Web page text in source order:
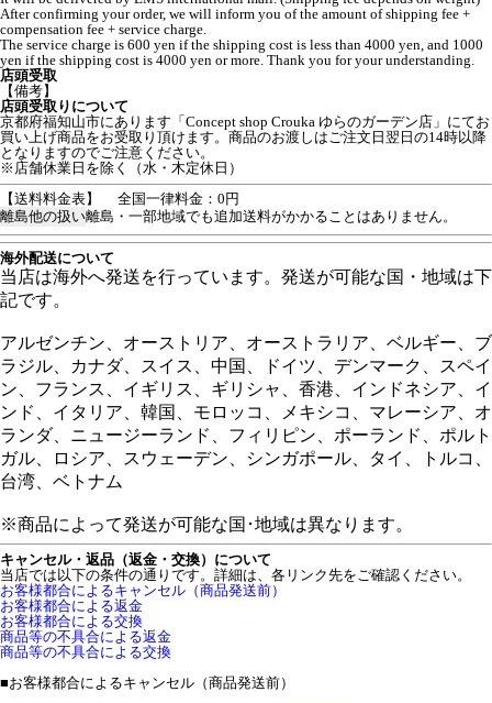
After confirming your order, we will inform you of the amount of shipping fee +
compensation fee + service charge.
The service charge is 600 yen if the shipping cost is less than 4000 yen, and 1000
yen if the shipping cost is 4000 yen or more. Thank you for your understanding.
店頭受取
【備考】
店頭受取りについて
京都府福知山市にあります「Concept shop Crouka ゆらのガーデン店」にてお
買い上げ商品をお受取り頂けます。商品のお渡しはご注文日翌日の14時以降
となりますのでご注意ください。
※店舗休業日を除く（水・木定休日）
【送料料金表】
全国一律料金：0円
離島他の扱い離島・一部地域でも追加送料がかかることはありません。
海外配送について
当店は海外へ発送を行っています。発送が可能な国・地域は下
記です。
アルゼンチン、オーストリア、オーストラリア、ベルギー、ブ
ラジル、カナダ、スイス、中国、ドイツ、デンマーク、スペイ
ン、フランス、イギリス、ギリシャ、香港、インドネシア、イ
ンド、イタリア、韓国、モロッコ、メキシコ、マレーシア、オ
ランダ、ニュージーランド、フィリピン、ポーランド、ポルト
ガル、ロシア、スウェーデン、シンガポール、タイ、トルコ、
台湾、ベトナム
※商品によって発送が可能な国･地域は異なります。
キャンセル・返品（返金・交換）について
当店では以下の条件の通りです。詳細は、各リンク先をご確認ください。
お客様都合によるキャンセル（商品発送前）
お客様都合による返金
お客様都合による交換
商品等の不具合による返金
商品等の不具合による交換
■お客様都合によるキャンセル（商品発送前）